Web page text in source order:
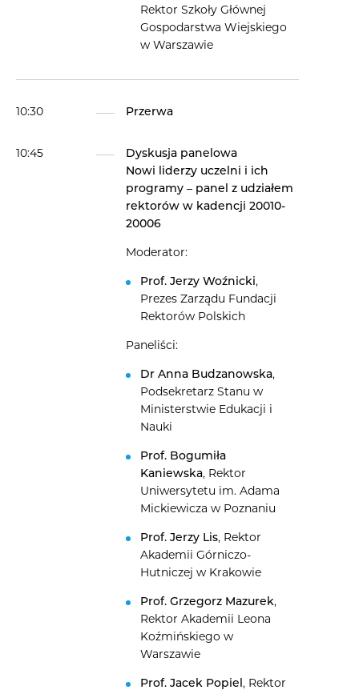
Rektor Szkoły Głównej
Gospodarstwa Wiejskiego
w Warszawie
10:30 Przerwa
10:45
Dyskusja panelowa
Nowi liderzy uczelni i ich
programy – panel z udziałem
rektorów w kadencji 20010-
20006
Moderator:
Prof. Jerzy Woźnicki,
Prezes Zarządu Fundacji
Rektorów Polskich
Paneliści:
Dr Anna Budzanowska,
Podsekretarz Stanu w
Ministerstwie Edukacji i
Nauki
Prof. Bogumiła
Kaniewska, Rektor
Uniwersytetu im. Adama
Mickiewicza w Poznaniu
Prof. Jerzy Lis, Rektor
Akademii Górniczo-
Hutniczej w Krakowie
Prof. Grzegorz Mazurek,
Rektor Akademii Leona
Koźmińskiego w
Warszawie
Prof. Jacek Popiel , Rektor